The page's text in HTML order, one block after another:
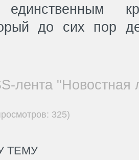
единственным
до сих пор
лента "Новостная
325)
ТЕМУ